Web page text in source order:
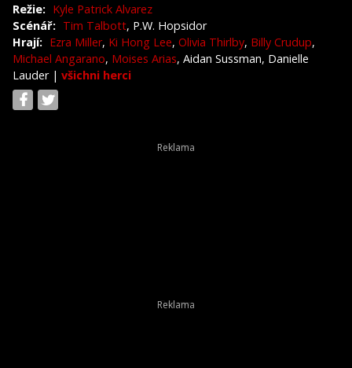
Režie: Kyle Patrick Alvarez
Scénář: Tim Talbott, P.W. Hopsidor
Hrají: Ezra Miller, Ki Hong Lee, Olivia Thirlby, Billy Crudup,
Michael Angarano, Moises Arias, Aidan Sussman, Danielle
Lauder | všichni herci